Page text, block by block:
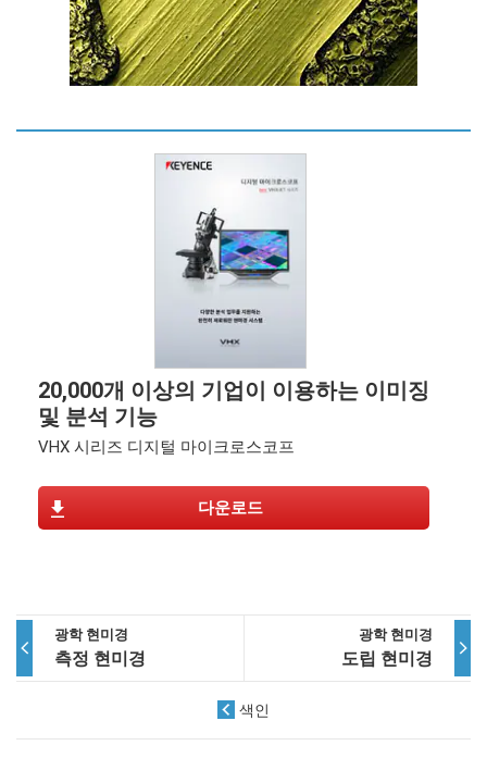
20,000개 이상의 기업이 이용하는 이미징
및 분석 기능
VHX 시리즈 디지털 마이크로스코프
다운로드
광학 현미경
측정 현미경
광학 현미경
도립 현미경
색인